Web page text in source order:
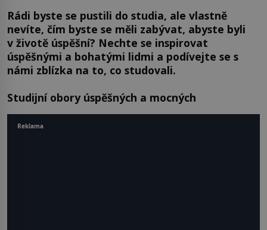
Rádi byste se pustili do studia, ale vlastně
nevíte, čím byste se měli zabývat, abyste byli
v životě úspěšní? Nechte se inspirovat
úspěšnými a bohatými lidmi a podívejte se s
námi zblízka na to, co studovali.
Studijní obory úspěšných a mocných
Reklama